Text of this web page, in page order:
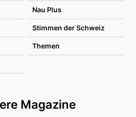
Nau Plus
Stimmen der Schweiz
Themen
Magazine